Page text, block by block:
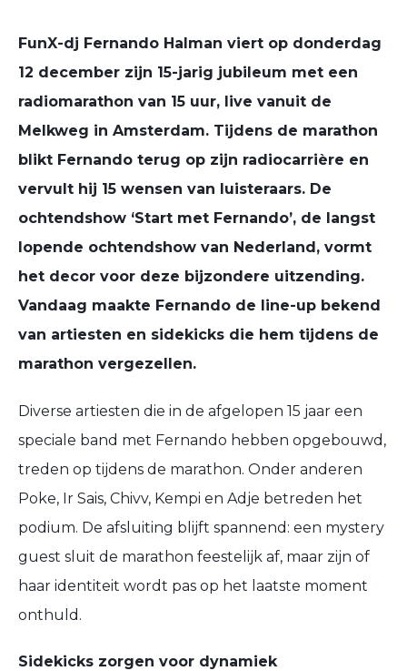
FunX-dj Fernando Halman viert op donderdag
12 december zijn 15-jarig jubileum met een
radiomarathon van 15 uur, live vanuit de
Melkweg in Amsterdam. Tijdens de marathon
blikt Fernando terug op zijn radiocarrière en
vervult hij 15 wensen van luisteraars. De
ochtendshow ‘Start met Fernando’, de langst
lopende ochtendshow van Nederland, vormt
het decor voor deze bijzondere uitzending.
Vandaag maakte Fernando de line-up bekend
van artiesten en sidekicks die hem tijdens de
marathon vergezellen.
Diverse artiesten die in de afgelopen 15 jaar een
speciale band met Fernando hebben opgebouwd,
treden op tijdens de marathon. Onder anderen
Poke, Ir Sais, Chivv, Kempi en Adje betreden het
podium. De afsluiting blijft spannend: een mystery
guest sluit de marathon feestelijk af, maar zijn of
haar identiteit wordt pas op het laatste moment
onthuld.
Sidekicks zorgen voor dynamiek